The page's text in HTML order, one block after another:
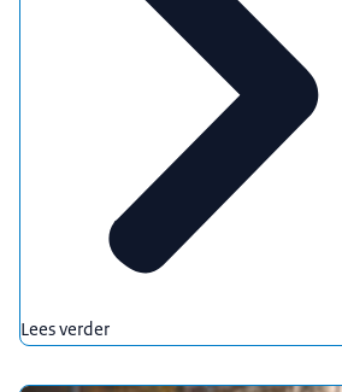
Lees verder